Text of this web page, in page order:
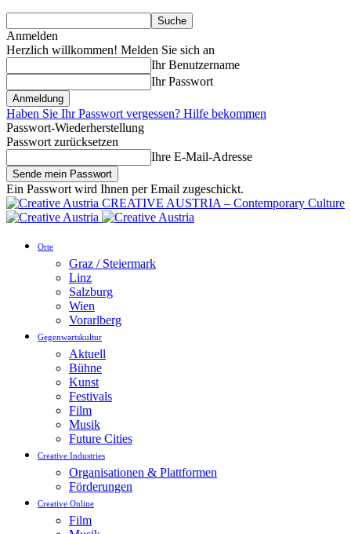
Anmelden
Herzlich willkommen! Melden Sie sich an
Ihr Benutzername
Ihr Passwort
Haben Sie Ihr Passwort vergessen? Hilfe bekommen
Passwort-Wiederherstellung
Passwort zurücksetzen
Ihre E-Mail-Adresse
Ein Passwort wird Ihnen per Email zugeschickt.
CREATIVE AUSTRIA – Contemporary Culture
Orte
Graz / Steiermark
Linz
Salzburg
Wien
Vorarlberg
Gegenwartskultur
Aktuell
Bühne
Kunst
Festivals
Film
Musik
Future Cities
Creative Industries
Organisationen & Plattformen
Förderungen
Creative Online
Film